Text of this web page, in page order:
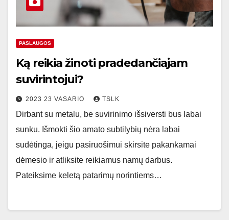
PASLAUGOS
Ką reikia žinoti pradedančiajam
suvirintojui?
2023 23 VASARIO TSLK
Dirbant su metalu, be suvirinimo išsiversti bus labai
sunku. Išmokti šio amato subtilybių nėra labai
sudėtinga, jeigu pasiruošimui skirsite pakankamai
dėmesio ir atliksite reikiamus namų darbus.
Pateiksime keletą patarimų norintiems…